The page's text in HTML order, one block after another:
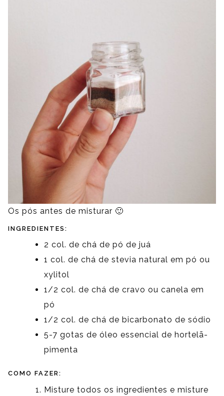
Os pós antes de misturar 🙂
INGREDIENTES:
2 col. de chá de pó de juá
1 col. de chá de stevia natural em pó ou
xylitol
1/2 col. de chá de cravo ou canela em
pó
1/2 col. de chá de bicarbonato de sódio
5-7 gotas de óleo essencial de hortelã-
pimenta
COMO FAZER:
Misture todos os ingredientes e misture